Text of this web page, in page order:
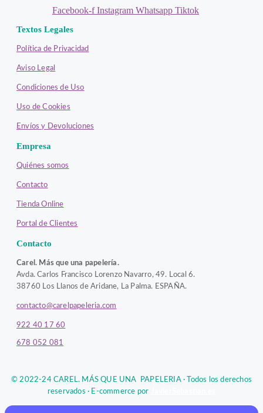
Facebook-f Instagram Whatsapp Tiktok
Textos Legales
Política de Privacidad
Aviso Legal
Condiciones de Uso
Uso de Cookies
Envíos y Devoluciones
Empresa
Quiénes somos
Contacto
Tienda Online
Portal de Clientes
Contacto
Carel. Más que una papelería.
Avda. Carlos Francisco Lorenzo Navarro, 49. Local 6.
38760 Los Llanos de Aridane, La Palma. ESPAÑA.
contacto@carelpapeleria.com
922 40 17 60
678 052 081
© 2022-24 CAREL. MÁS QUE UNA PAPELERIA · Todos los derechos
reservados · E-commerce por